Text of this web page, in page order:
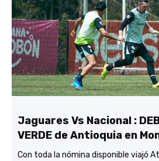
Jaguares Vs Nacional :
VERDE de Antioquia en